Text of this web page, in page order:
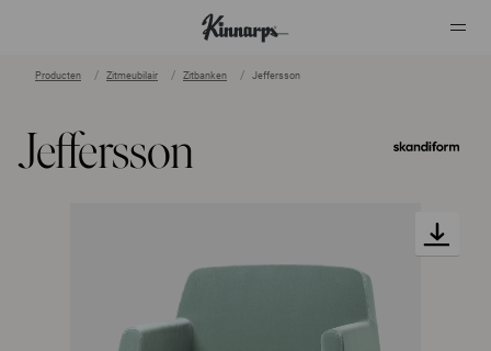
Producten Zitmeubilair Zitbanken Jeffersson
Jeffersson